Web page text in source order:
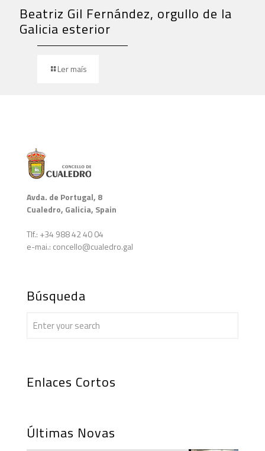
Beatriz Gil Fernández, orgullo de la
Galicia esterior
Ler maís
Avda. de Portugal, 8
Cualedro, Galicia, Spain
Tlf.: +34 988 42 40 04
e-mai.: concello@cualedro.gal
Búsqueda
Enlaces Cortos
Últimas Novas